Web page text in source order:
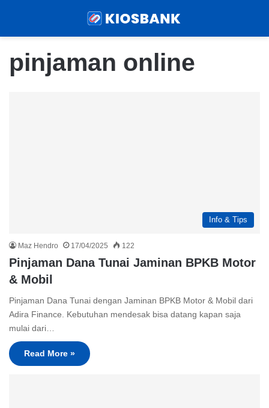
pinjaman online
Info & Tips
Maz Hendro 17/04/2025 122
Pinjaman Dana Tunai Jaminan BPKB Motor
& Mobil
Pinjaman Dana Tunai dengan Jaminan BPKB Motor & Mobil dari
Adira Finance. Kebutuhan mendesak bisa datang kapan saja
mulai dari…
Read More »